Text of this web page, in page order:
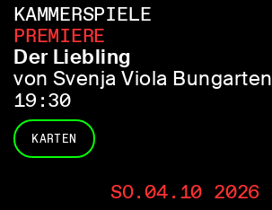
KAMMERSPIELE
PREMIERE
Der Liebling
von Svenja Viola Bungarten
19:30
KARTEN
SO.04.10 2026